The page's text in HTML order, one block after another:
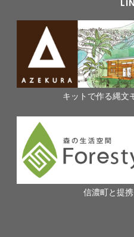
キットで作る縄文
信濃町と提